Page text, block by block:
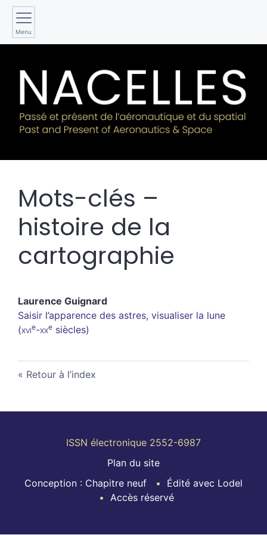
Menu
Mots-clés –
histoire de la
cartographie
Laurence Guignard
Saisir l’apparence des astres, visualiser la lune
(xvie-xxe siècles)
Retour à l’index
ISSN électronique 2552-6987
Plan du site
Conception : Chapitre neuf
Édité avec Lodel
Accès réservé